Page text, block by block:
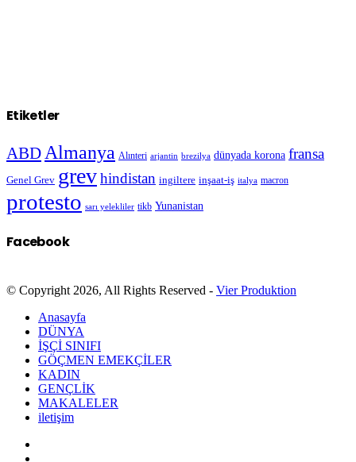
Etiketler
ABD Almanya Alınteri arjantin brezilya dünyada korona fransa
Genel Grev grevhindistan ingiltere inşaat-iş italya macron
protesto sarı yelekliler tikb Yunanistan
Facebook
© Copyright 2026, All Rights Reserved - Vier Produktion
Anasayfa
DÜNYA
İŞÇİ SINIFI
GÖÇMEN EMEKÇİLER
KADIN
GENÇLİK
MAKALELER
iletişim